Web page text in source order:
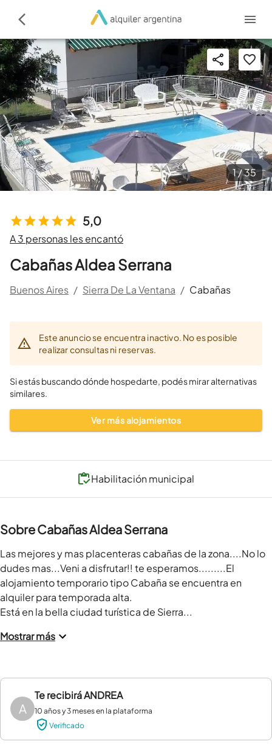
5,0
A 3 personas les encantó
Cabañas Aldea Serrana
Buenos Aires / Sierra De La Ventana / Cabañas
1 /35
Este anuncio se encuentra inactivo. No es posible
realizar consultas ni reservas.
Si estás buscando dónde hospedarte, podés mirar alternativas
similares.
Ver más alojamientos
Habilitación municipal
Sobre Cabañas Aldea Serrana
Las mejores y mas placenteras cabañas de la zona....No lo
dudes mas...Veni a disfrutar!! te esperamos.........El
alojamiento temporario tipo Cabaña se encuentra en
alquiler para temporada alta.
Está en la bella ciudad turística de Sierra...
Mostrar más
A
Te recibiráANDREA
10 años y 3 meses en la plataforma
Verificado